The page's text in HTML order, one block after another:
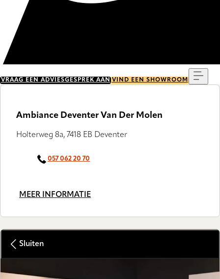
VRAAG EEN ADVIESGESPREK AAN VIND EEN SHOWROOM
Ambiance Deventer Van Der Molen
Holterweg 8a, 7418 EB Deventer
057 062 20 70
MEER INFORMATIE
Sluiten